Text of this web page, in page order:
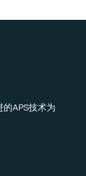
APS技术为